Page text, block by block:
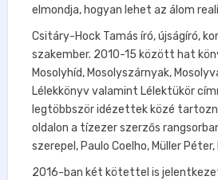
elmondja, hogyan lehet az álom
Csitáry-Hock Tamás író, újságíró,
szakember. 2010-15 között hat
Mosolyhíd, Mosolyszárnyak,
Lélekkönyv valamint Lélektükör
legtöbbször idézettek közé
oldalon a tízezer szerzős
szerepel, Paulo Coelho, Müller
2016-ban két kötettel is